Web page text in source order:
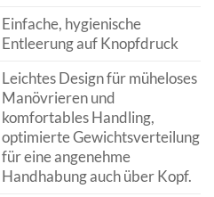
Einfache, hygienische
Entleerung auf Knopfdruck
Leichtes Design für müheloses
Manövrieren und
komfortables Handling,
optimierte Gewichtsverteilung
für eine angenehme
Handhabung auch über Kopf.